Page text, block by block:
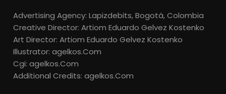
Advertising Agency: Lapizdebits, Bogotá, Colombia
Creative Director: Artiom Eduardo Gelvez Kostenko
Art Director: Artiom Eduardo Gelvez Kostenko
Illustrator: agelkos.Com
Cgi: agelkos.Com
Additional Credits: agelkos.Com